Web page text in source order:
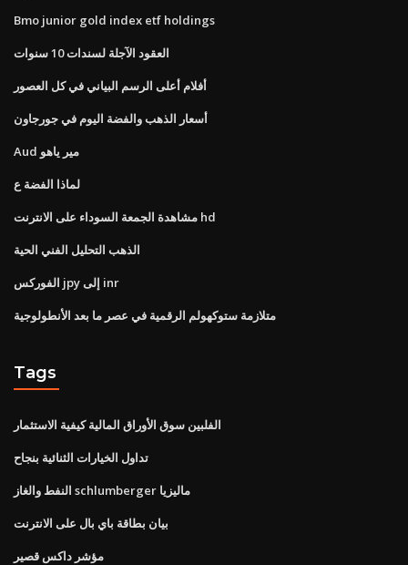
Bmo junior gold index etf holdings
العقود الآجلة لسندات 10 سنوات
أفلام أعلى الرسم البياني في كل العصور
أسعار الذهب والفضة اليوم في جورجاون
Aud مير ياهو
لماذا الفضة ع
مشاهدة الجمعة السوداء على الانترنت hd
الذهب التحليل الفني الحية
الفوركس jpy إلى inr
متلازمة ستوكهولم الرقمية في عصر ما بعد الأنطولوجية
Tags
الفلبين سوق الأوراق المالية كيفية الاستثمار
تداول الخيارات الثنائية بنجاح
النفط والغاز schlumberger ماليزيا
بيان بطاقة باي بال على الانترنت
مؤشر داكس قصير